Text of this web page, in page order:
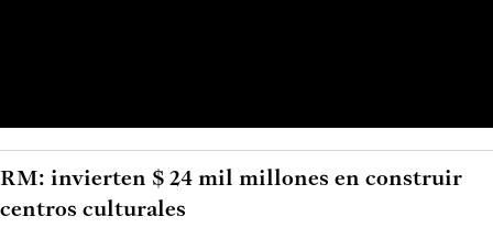
RM: invierten $ 24 mil millones en construir
centros culturales